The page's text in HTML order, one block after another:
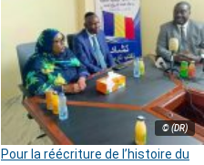
© (DR)
Pour la réécriture de l’histoire du